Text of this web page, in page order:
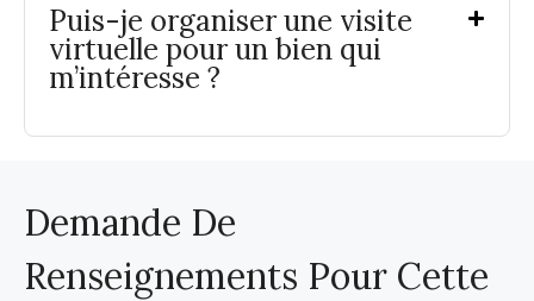
Puis-je organiser une visite
virtuelle pour un bien qui
m’intéresse ?
Demande De
Renseignements Pour Cette